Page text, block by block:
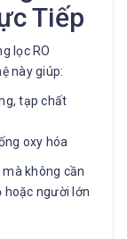
Tiếp
lọc RO
này giúp:
tạp chất
oxy hóa
không cần
hoặc người lớn